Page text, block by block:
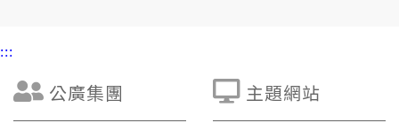
:::
公廣集團 主題網站